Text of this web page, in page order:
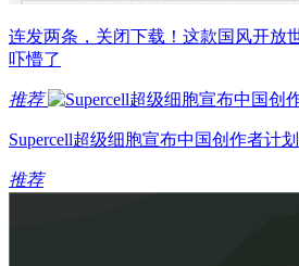
连发两条，关闭下载！这款国风开放
吓懵了
推荐
Supercell超级细胞宣布中国创作者计
推荐